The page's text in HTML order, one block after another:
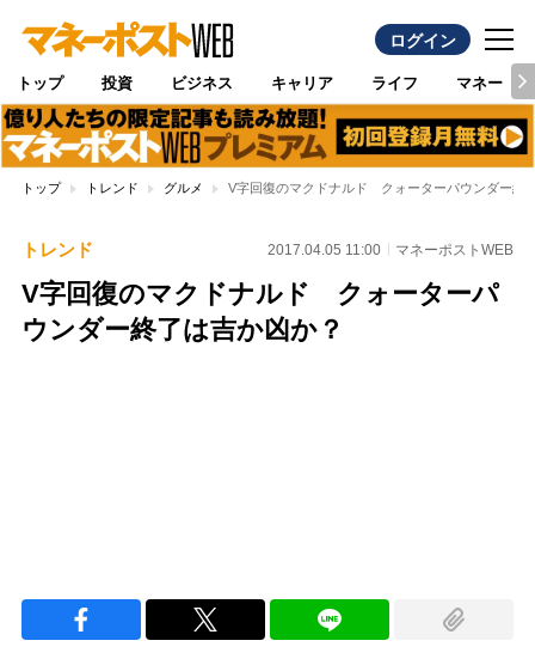
ログイン
トップ 投資 ビジネス キャリア ライフ マネー
トップ トレンド グルメ V字回復のマクドナルド クォーターパウンダー終
トレンド 2017.04.05 11:00 マネーポストWEB
V字回復のマクドナルド クォーターパ
ウンダー終了は吉か凶か？